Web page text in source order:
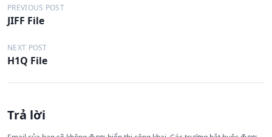
Đ
i
ề
u
h
ớ
PREVIOUS POST
JIFF File
NEXT POST
H1Q File
Trả lời